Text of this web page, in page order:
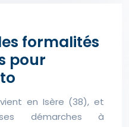
formalités
pour
en Isère (38), et
démarches à